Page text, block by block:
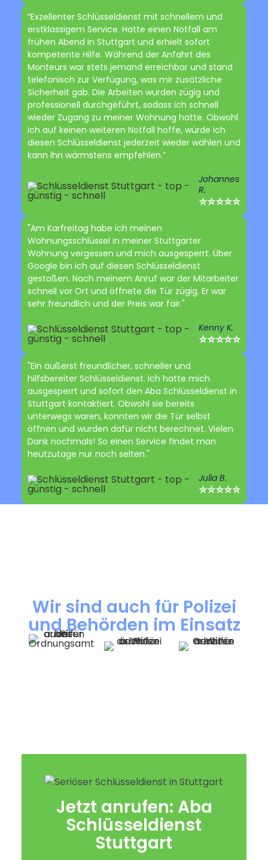
“Exzellenter Schlüsseldienst mit schnellem und
erstklassigem Service. Hatte einen Notfall am
frühen Abend in Stuttgart und erhielt sofort
kompetente Hilfe. Während der Anfahrt des
Monteurs war stets jemand erreichbar und stand
telefonisch zur Verfügung, was mir zusätzliche
Sicherheit gab. Die Arbeiten wurden zügig und
professionell durchgeführt, sodass ich schnell
wieder Zugang zu meiner Wohnung hatte. Obwohl
ich auf keinen weiteren Notfall hoffe, würde ich
diesen Schlüsseldienst jederzeit wieder wählen und
kann ihn wärmstens empfehlen.”
Johannes
R.
⭐⭐⭐⭐⭐
"Am Karfreitag habe ich meinen
Wohnungsschlüssel in meiner Stuttgarter
Wohnung vergessen und mich ausgesperrt. Über
Google bin ich auf diesen Schlüsseldienst
gestoßen. Nach meinem Anruf war der Mitarbeiter
schnell vor Ort und öffnete die Tür zügig. Er war
sehr freundlich und der Preis war fair."
Kenny K.
⭐⭐⭐⭐⭐
"Ein äußerst freundlicher, schneller und
hilfsbereiter Schlüsseldienst. Ich hatte mich
ausgesperrt und sofort den Aba Schlüsseldienst in
Stuttgart kontaktiert. Obwohl sie bereits
unterwegs waren, konnten wir die Tür selbst
öffnen und wurden dafür nicht berechnet. Vielen
Dank nochmals! So einen Service findet man
heutzutage nur noch selten."
Julia B.
⭐⭐⭐⭐⭐
Wir sind auch für Polizei
und Behörden im Einsatz
Jetzt anrufen: Aba
Schlüsseldienst
Stuttgart